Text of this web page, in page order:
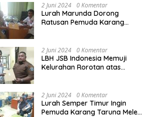
2 Juni 2024 0 Komentar
Lurah Marunda Dorong
Ratusan Pemuda Karang
Paralegal Gratis Yang
Diadakan LBH JSB Indonesia
2 Juni 2024 0 Komentar
LBH JSB Indonesia Memuji
Kelurahan Rorotan atas
150 orang Pemuda Karang
Taruna di Jakarta Utara
2 Juni 2024 0 Komentar
Lurah Semper Timur Ingin
Pemuda Karang Taruna Melek